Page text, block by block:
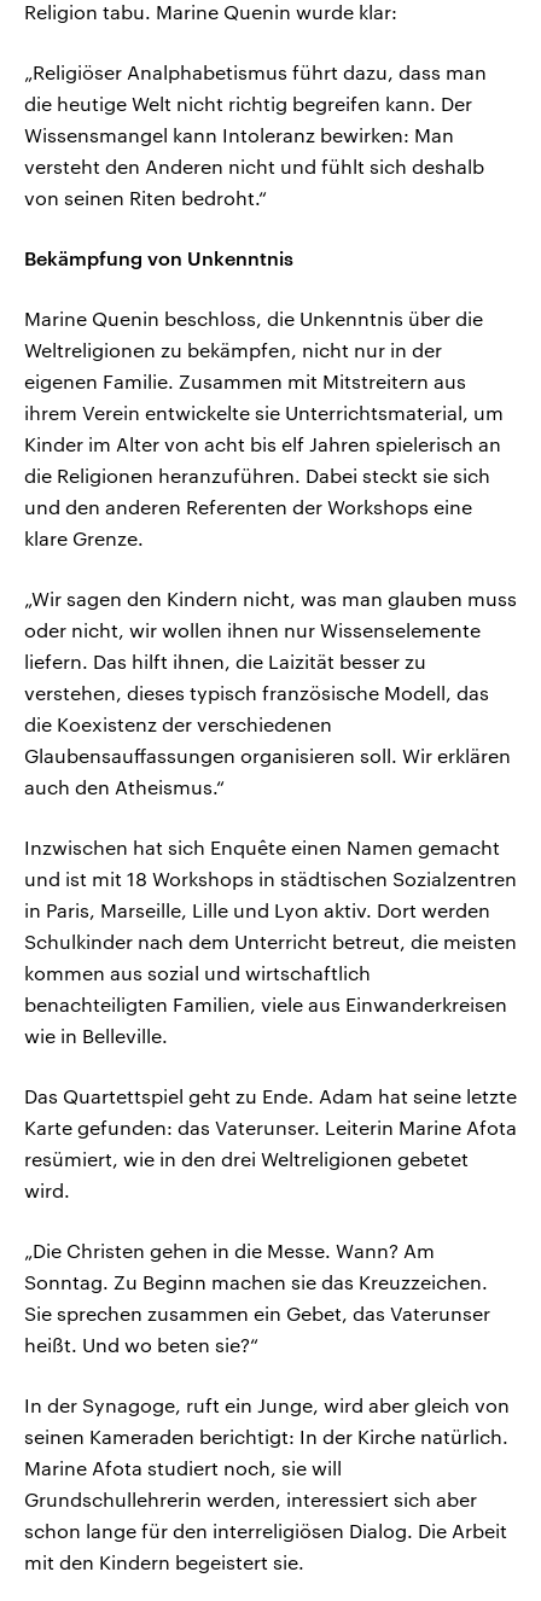
Religion tabu. Marine Quenin wurde klar:
„Religiöser Analphabetismus führt dazu, dass man
die heutige Welt nicht richtig begreifen kann. Der
Wissensmangel kann Intoleranz bewirken: Man
versteht den Anderen nicht und fühlt sich deshalb
von seinen Riten bedroht.“
Bekämpfung von Unkenntnis
Marine Quenin beschloss, die Unkenntnis über die
Weltreligionen zu bekämpfen, nicht nur in der
eigenen Familie. Zusammen mit Mitstreitern aus
ihrem Verein entwickelte sie Unterrichtsmaterial, um
Kinder im Alter von acht bis elf Jahren spielerisch an
die Religionen heranzuführen. Dabei steckt sie sich
und den anderen Referenten der Workshops eine
klare Grenze.
„Wir sagen den Kindern nicht, was man glauben muss
oder nicht, wir wollen ihnen nur Wissenselemente
liefern. Das hilft ihnen, die Laizität besser zu
verstehen, dieses typisch französische Modell, das
die Koexistenz der verschiedenen
Glaubensauffassungen organisieren soll. Wir erklären
auch den Atheismus.“
Inzwischen hat sich Enquête einen Namen gemacht
und ist mit 18 Workshops in städtischen Sozialzentren
in Paris, Marseille, Lille und Lyon aktiv. Dort werden
Schulkinder nach dem Unterricht betreut, die meisten
kommen aus sozial und wirtschaftlich
benachteiligten Familien, viele aus Einwanderkreisen
wie in Belleville.
Das Quartettspiel geht zu Ende. Adam hat seine letzte
Karte gefunden: das Vaterunser. Leiterin Marine Afota
resümiert, wie in den drei Weltreligionen gebetet
wird.
„Die Christen gehen in die Messe. Wann? Am
Sonntag. Zu Beginn machen sie das Kreuzzeichen.
Sie sprechen zusammen ein Gebet, das Vaterunser
heißt. Und wo beten sie?“
In der Synagoge, ruft ein Junge, wird aber gleich von
seinen Kameraden berichtigt: In der Kirche natürlich.
Marine Afota studiert noch, sie will
Grundschullehrerin werden, interessiert sich aber
schon lange für den interreligiösen Dialog. Die Arbeit
mit den Kindern begeistert sie.